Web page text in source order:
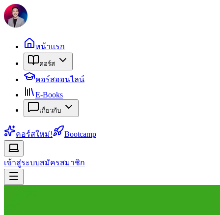
หน้าแรก
คอร์ส
คอร์สออนไลน์
E-Books
เกี่ยวกับ
คอร์สใหม่! Bootcamp
เข้าสู่ระบบสมัครสมาชิก